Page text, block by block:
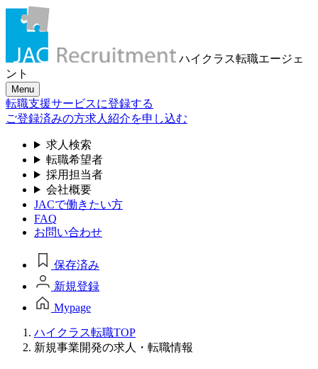
ハイクラス転職エージェ
ント
Menu
転職支援サービスに登録する
ご登録済みの方求人紹介を申し込む
求人検索
転職希望者
採用担当者
会社概要
JACで働きたい方
FAQ
お問い合わせ
保存済み
新規登録
Mypage
ハイクラス転職TOP
新規事業開発の求人・転職情報